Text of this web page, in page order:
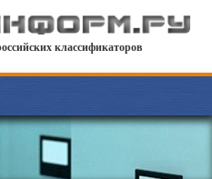
классификаторов